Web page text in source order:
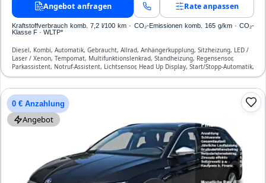
Angebot anfragen Rate anpassen
Kraftstoffverbrauch komb. 7,2 l/100 km · CO₂-Emissionen komb. 165 g/km · CO₂-
Klasse F · WLTP*
Diesel, Kombi, Automatik, Gebraucht, Allrad, Anhängerkupplung, Sitzheizung, LED /
Laser / Xenon, Tempomat, Multifunktionslenkrad, Standheizung, Regensensor,
Parkassistent, Notruf-Assistent, Lichtsensor, Head Up Display, Start/Stopp-Automatik,
Bluetooth, Freisprecheinrichtung, Verkehrszeichen-Erkennung, ESP, ABS,
0 € Anzahlung
Angebot